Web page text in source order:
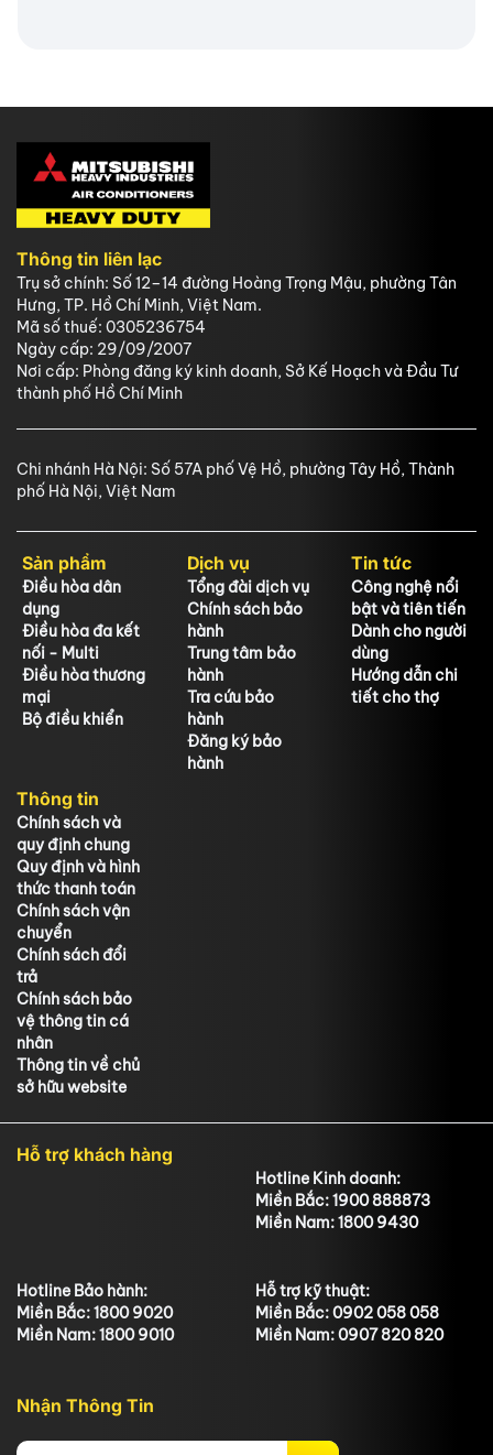
Thông tin liên lạc
Trụ sở chính: Số 12–14 đường Hoàng Trọng Mậu, phường Tân
Hưng, TP. Hồ Chí Minh, Việt Nam.
Mã số thuế: 0305236754
Ngày cấp: 29/09/2007
Nơi cấp: Phòng đăng ký kinh doanh, Sở Kế Hoạch và Đầu Tư
thành phố Hồ Chí Minh
Chi nhánh Hà Nội: Số 57A phố Vệ Hồ, phường Tây Hồ, Thành
phố Hà Nội, Việt Nam
Sản phẩm
Điều hòa dân
dụng
Điều hòa đa kết
nối - Multi
Điều hòa thương
mại
Bộ điều khiển
Dịch vụ
Tổng đài dịch vụ
Chính sách bảo
hành
Trung tâm bảo
hành
Tra cứu bảo
hành
Đăng ký bảo
hành
Tin tức
Công nghệ nổi
bật và tiên tiến
Dành cho người
dùng
Hướng dẫn chi
tiết cho thợ
Thông tin
Chính sách và
quy định chung
Quy định và hình
thức thanh toán
Chính sách vận
chuyển
Chính sách đổi
trả
Chính sách bảo
vệ thông tin cá
nhân
Thông tin về chủ
sở hữu website
Hỗ trợ khách hàng
Hotline Kinh doanh:
Miền Bắc: 1900 888873
Miền Nam: 1800 9430
Hotline Bảo hành:
Miền Bắc: 1800 9020
Miền Nam: 1800 9010
Hỗ trợ kỹ thuật:
Miền Bắc: 0902 058 058
Miền Nam: 0907 820 820
Nhận Thông Tin